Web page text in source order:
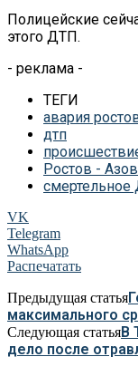
Полицейские
этого ДТП.
- реклама -
ТЕГИ
авария
дтп
Ростов - Азов
VK
Telegram
WhatsApp
Распечатать
Предыдущая статья
максимального
Следующая статьяВ
дело после